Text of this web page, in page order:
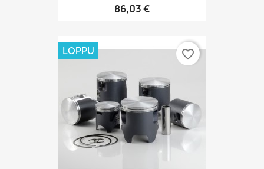
86,03 €
LOPPU favorite_border